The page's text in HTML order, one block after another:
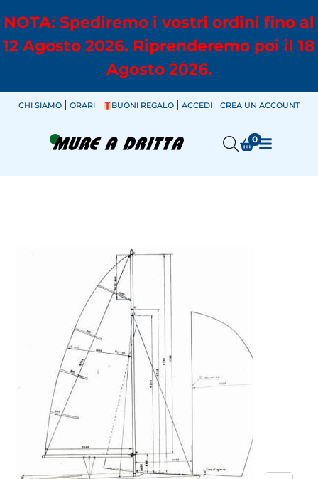
NOTA: Spediremo i vostri ordini fino al
12 Agosto 2026. Riprenderemo poi il 18
Agosto 2026.
CHI SIAMO ORARI BUONI REGALO ACCEDI CREA UN ACCOUNT
0